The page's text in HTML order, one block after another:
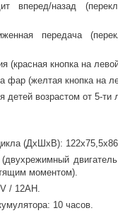
вперед/назад
передача
(красная кнопка на
фар (желтая кнопка на
детей возрастом от 5-ти
(ДхШхВ):
моментом).
/ 12AH.
10 часов.